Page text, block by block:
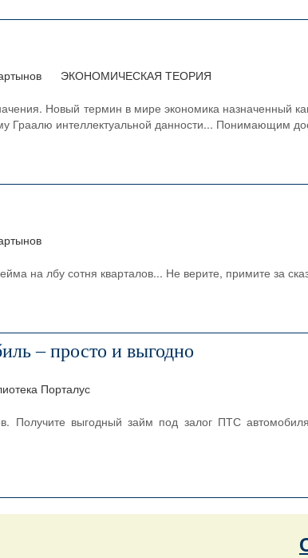
ЭКОНОМИЧЕСКАЯ ТЕОРИЯ
Новый термин в мире экономика назначенный
Граалю интеллектуальной данности... Понимающим
на лбу сотня кварталов... Не верите, примите за
– просто и выгодно
Порталус
Получите выгодный займ под залог ПТС